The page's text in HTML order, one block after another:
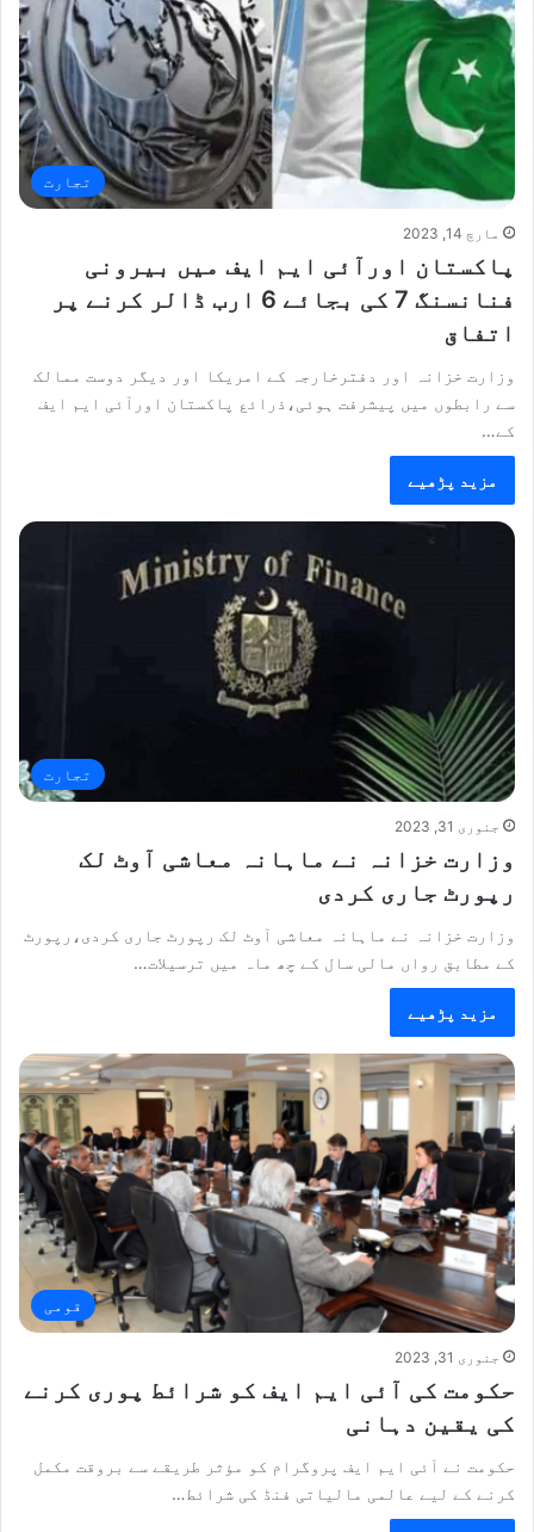
تجارت
مارچ 14, 2023
پاکستان اورآئی ایم ایف میں بیرونی
فنانسنگ 7 کی بجائے 6 ارب ڈالر کرنے پر
اتفاق
وزارت خزانہ اور دفترخارجہ کے امریکا اور دیگر دوست ممالک
سے رابطوں میں پیشرفت ہوئی،ذرائع پاکستان اورآئی ایم ایف
کے…
مزید پڑھیے
تجارت
جنوری 31, 2023
وزارت خزانہ نے ماہانہ معاشی آوٹ لک
رپورٹ جاری کردی
وزارت خزانہ نے ماہانہ معاشی آوٹ لک رپورٹ جاری کردی،رپورٹ
کے مطابق رواں مالی سال کے چھ ماہ میں ترسیلات…
مزید پڑھیے
قومی
جنوری 31, 2023
حکومت کی آئی ایم ایف کو شرائط پوری کرنے
کی یقین دہانی
حکومت نے آئی ایم ایف پروگرام کو مؤثر طریقے سے بروقت مکمل
کرنے کے لیے عالمی مالیاتی فنڈ کی شرائط…